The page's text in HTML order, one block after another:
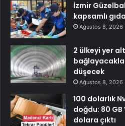
İzmir
kapsamlı
Ağustos 8, 2026
2 ülkeyi yer
düşecek
Ağustos 8, 2026
100 dolarlık
doğdu: 80 GB
dolara çıktı